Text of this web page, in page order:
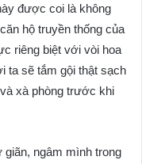
được coi là không
hộ truyền thống của
riêng biệt với vòi hoa
ta sẽ tắm gội thật sạch
xà phòng trước khi
ngâm mình trong